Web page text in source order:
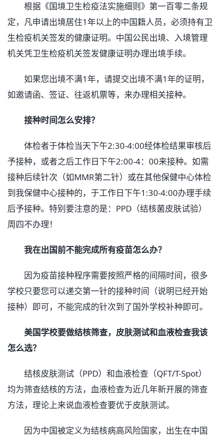
根据《国境卫生检疫法实施细则》第一百零二条规
定，凡申请出境居住1年以上的中国籍人员，必须持有卫
生检疫机关签发的健康证明。中国公民出境、入境管理
机关凭卫生检疫机关签发健康证明办理出境手续。
如果您出境不满1年，请提交出境不满1年的证明，
如邀请函、签证、往返机票等，来办理相关接种。
接种时间怎么安排？
体检者于体检当天下午2:30-4:00经体检结果审核后
予接种，或者之后工作日下午2:00-4：00来接种。如需
接种后续针次（如MMR第二针）或在其他保健中心体检
到我保健中心接种的，于工作日下午1:30-4:00办理手续
后予接种。特别要注意的是：PPD（结核菌皮肤试验）
周四不办理！
我在出国前不能完成所有疫苗怎么办？
因为疫苗接种程序需要按照严格的间隔时间，很多
学校只要您可以递交第一针的接种时间（说明已经开始
接种）即可，不能完成的针次到了国外学校补种即可。
美国学校要做结核筛查，皮肤测试和血液检查我该
怎么选？
结核皮肤测试（PPD）和血液检查（QFT/T-Spot）
均为筛查结核的方法，血液检查为近几年新开展的筛查
方法，理论上来说血液检查要优于皮肤测试。
因为中国被定义为结核病高风险国家，出生在中国